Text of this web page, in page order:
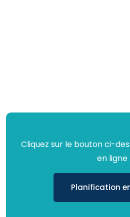
Cliquez sur le bouton ci-
en ligne
Planification